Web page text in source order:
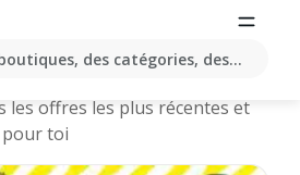
des catégories, des
|| Catalogues et
les offres les plus récentes et
toi